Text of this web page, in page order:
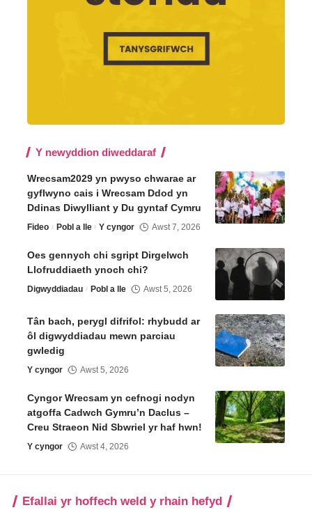
Y newyddion diweddaraf
Wrecsam2029 yn pwyso chwarae ar
gyflwyno cais i Wrecsam Ddod yn
Ddinas Diwylliant y Du gyntaf Cymru
Fideo Pobl a lle Y cyngor Awst 7, 2026
Oes gennych chi sgript Dirgelwch
Llofruddiaeth ynoch chi?
Digwyddiadau Pobl a lle Awst 5, 2026
Tân bach, perygl difrifol: rhybudd ar
ôl digwyddiadau mewn parciau
gwledig
Y cyngor Awst 5, 2026
Cyngor Wrecsam yn cefnogi nodyn
atgoffa Cadwch Gymru’n Daclus –
Creu Straeon Nid Sbwriel yr haf hwn!
Y cyngor Awst 4, 2026
Efallai yr hoffech weld y rhain hefyd